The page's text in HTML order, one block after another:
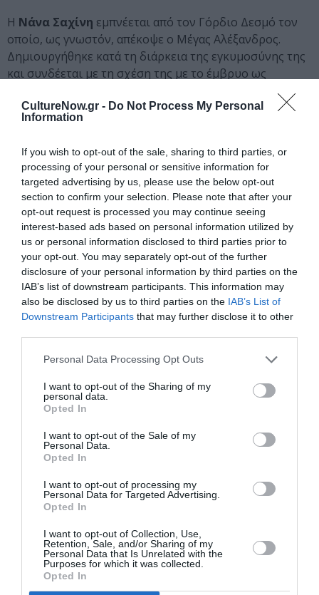
CultureNow.gr - Do Not Process My Personal
Information
If you wish to opt-out of the sale, sharing to third parties, or
processing of your personal or sensitive information for
targeted advertising by us, please use the below opt-out
section to confirm your selection. Please note that after your
opt-out request is processed you may continue seeing
interest-based ads based on personal information utilized by
us or personal information disclosed to third parties prior to
your opt-out. You may separately opt-out of the further
disclosure of your personal information by third parties on the
IAB’s list of downstream participants. This information may
also be disclosed by us to third parties on the IAB’s List of
Downstream Participants that may further disclose it to other
Personal Data Processing Opt Outs
I want to opt-out of the Sharing of my
personal data.
Opted In
I want to opt-out of the Sale of my
Personal Data.
Opted In
I want to opt-out of processing my
Personal Data for Targeted Advertising.
Opted In
I want to opt-out of Collection, Use,
Retention, Sale, and/or Sharing of my
Personal Data that Is Unrelated with the
Purposes for which it was collected.
Opted In
Η Νάνα Σαχίνη εμπνέεται από τον Γόρδιο Δεσμό τον
οποίο, ως γνωστόν, απέκοψε ο Μέγας Αλέξανδρος.
Δημιουργήθηκε κατά τη διάρκεια της εγκυμοσύνης της
και συνδέεται με τη σχέση της με το έμβρυο ως
κόμπο-δεσμό ως ένα αδρό, εσωστρεφές και επικίνδυνο
στοιχείο, με χρώματα που παραπέμπουν σε σάρκα και
performance την οποία ενσωματώνει στην ταυτότητα
του έργου.
Οι Μυθιστορίες εκτυλίσσονται διαδοχικά από έργο σε
έργο. Συγκροτούν ένα λειτουργικό σύνολο, με διακριτή
όμως την αφηγηματική ταυτότητα του κάθε καλλιτέχνη.
Συμμετέχουν οι καλλιτέχνες:Αλεξάνδρα Αθανασιάδη,
Λυδία Δεληκούρα, Ιάσονας Καμπάνης, Κατερίνα
Κατσιφαράκη, Αλέκος Κυραρίνης, Τάσσος
Μαντζαβίνος, Πέτρος Μώρης, Νίκος Ποδιάς, Νάνα
Σαχίνη
Κεντρική εικόνα θέματος: Πέτρος Μώρης , Μελλοντικό
Παραχώρηση του καλλιτέχνη και της CITRONNE Gallery ©
Odysseas Vaharidis
Ταυτότητα Εκδήλωσης
Ημερομηνία:
Από: 12/09/2024 Εως:
26/10/2024
Ωράριο λειτουργίας: Τρί, Πέμ, Παρ: 11.00 - 20.00 | Τετ,
Σάβ: 11.00 - 16.00